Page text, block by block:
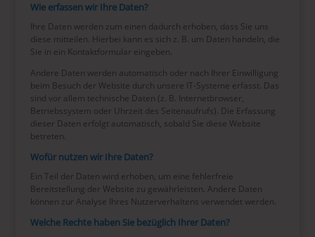
Wie erfassen wir Ihre Daten?
Ihre Daten werden zum einen dadurch erhoben, dass Sie uns
diese mitteilen. Hierbei kann es sich z. B. um Daten handeln, die
Sie in ein Kontaktformular eingeben.
Andere Daten werden automatisch oder nach Ihrer Einwilligung
beim Besuch der Website durch unsere IT-Systeme erfasst. Das
sind vor allem technische Daten (z. B. Internetbrowser,
Betriebssystem oder Uhrzeit des Seitenaufrufs). Die Erfassung
dieser Daten erfolgt automatisch, sobald Sie diese Website
betreten.
Wofür nutzen wir Ihre Daten?
Ein Teil der Daten wird erhoben, um eine fehlerfreie
Bereitstellung der Website zu gewährleisten. Andere Daten
können zur Analyse Ihres Nutzerverhaltens verwendet werden.
Welche Rechte haben Sie bezüglich Ihrer Daten?